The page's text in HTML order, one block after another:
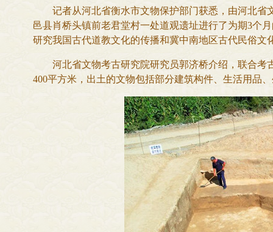
记者从河北省衡水市文物保护部门获悉，由河北省
邑县肖桥头镇前老君堂村一处道观遗址进行了为期3个
研究我国古代道教文化的传播和冀中南地区古代民俗文
河北省文物考古研究院研究员郭济桥介绍，联合考
400平方米，出土的文物包括部分建筑构件、生活用品